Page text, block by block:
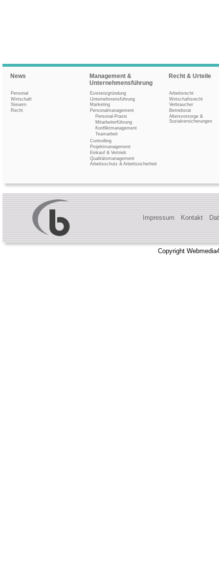
News
Personal
Wirtschaft
Steuern
Recht
Management &
Unternehmensführung
Existenzgründung
Unternehmensführung
Marketing
Personalmanagement
Personal-Praxis
Mitarbeiterführung
Konfliktmanagement
Teamarbeit
Controlling
Projektmanagement
Einkauf & Vertrieb
Qualitätsmanagement
Arbeitsschutz & Arbeitssicherheit
Recht & Urteile
Arbeitsrecht
Wirtschaftsrecht
Verbraucher
Betriebsrat
Altersvorsorge &
Sozialversicherungen
Impressum Kontakt
Copyright